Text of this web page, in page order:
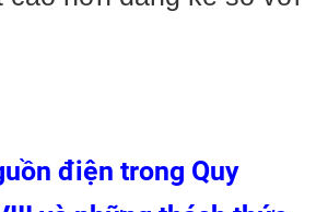
điện trong Quy